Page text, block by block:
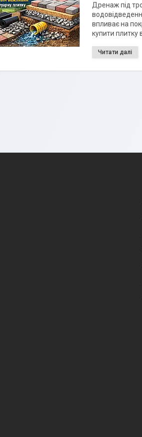
Дренаж під
впливає на
купити плитку